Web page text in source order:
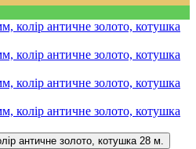
античне золото, котушка 28 м.